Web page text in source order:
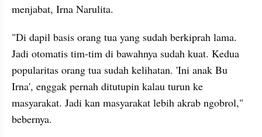
menjabat, Irna Narulita.
"Di dapil basis orang tua yang sudah berkiprah lama.
Jadi otomatis tim-tim di bawahnya sudah kuat. Kedua
popularitas orang tua sudah kelihatan. 'Ini anak Bu
Irna', enggak pernah ditutupin kalau turun ke
masyarakat. Jadi kan masyarakat lebih akrab ngobrol,"
bebernya.